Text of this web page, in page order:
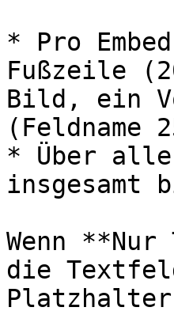
* Pro
Fußzeile
Bild, ein
(Feldname
* Über alle
insgesamt
Wenn
die